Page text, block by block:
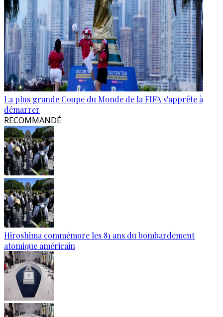
La plus grande Coupe du Monde de la FIFA s'apprête à
démarrer
RECOMMANDÉ
Hiroshima commémore les 81 ans du bombardement
atomique américain